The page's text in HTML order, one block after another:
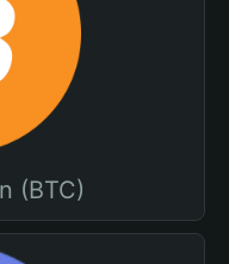
(BTC)